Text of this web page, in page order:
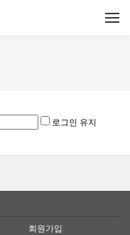
로그인 유지
회원가입